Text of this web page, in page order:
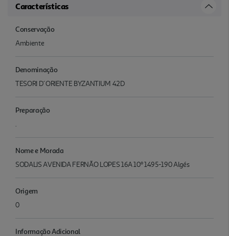
Características
Conservação
Ambiente
Denominação
TESORI D´ORIENTE BYZANTIUM 42D
Preparação
.
Nome e Morada
SODALIS AVENIDA FERNÃO LOPES 16A 10º 1495-190 Algés
Origem
0
Informação Adicional